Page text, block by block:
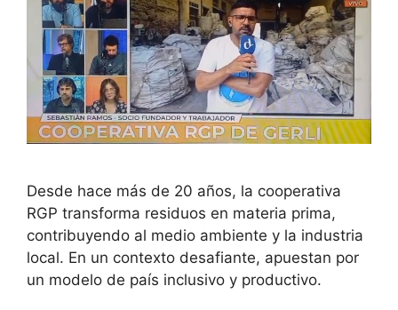
Desde hace más de 20 años, la cooperativa
RGP transforma residuos en materia prima,
contribuyendo al medio ambiente y la industria
local. En un contexto desafiante, apuestan por
un modelo de país inclusivo y productivo.